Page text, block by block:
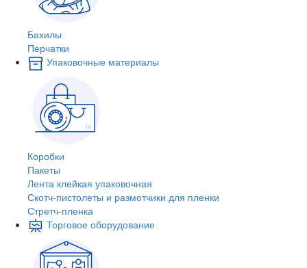
Бахилы
Перчатки
Упаковочные материалы
Коробки
Пакеты
Лента клейкая упаковочная
Скотч-пистолеты и размотчики для пленки
Стретч-пленка
Торговое оборудование